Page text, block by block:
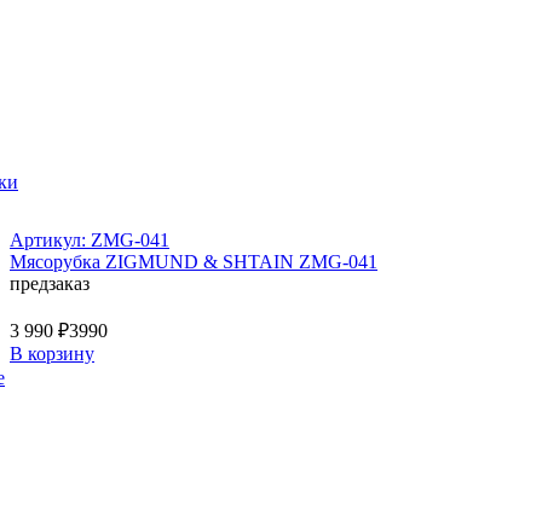
Артикул: ZMG-041
Мясорубка ZIGMUND & SHTAIN ZMG-041
предзаказ
3 990 ₽3990
В корзину